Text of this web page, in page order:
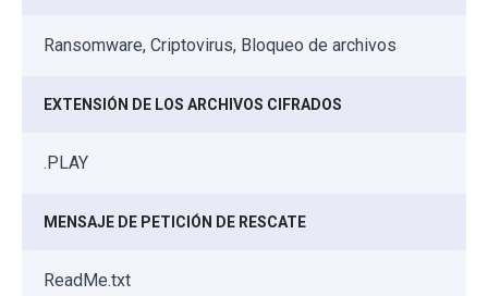
Ransomware, Criptovirus, Bloqueo de archivos
EXTENSIÓN DE LOS ARCHIVOS CIFRADOS
.PLAY
MENSAJE DE PETICIÓN DE RESCATE
ReadMe.txt